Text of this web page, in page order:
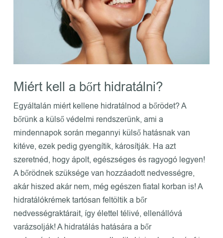
Miért kell a bőrt hidratálni?
Egyáltalán miért kellene hidratálnod a bőrödet? A
bőrünk a külső védelmi rendszerünk, ami a
mindennapok során megannyi külső hatásnak van
kitéve, ezek pedig gyengítik, károsítják. Ha azt
szeretnéd, hogy ápolt, egészséges és ragyogó legyen!
A bőrödnek szüksége van hozzáadott nedvességre,
akár hiszed akár nem, még egészen fiatal korban is! A
hidratálókrémek tartósan feltöltik a bőr
nedvességraktárait, így élettel télivé, ellenállóvá
varázsolják! A hidratálás hatására a bőr